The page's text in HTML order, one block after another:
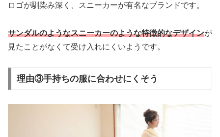
ロゴが馴染み深く、スニーカーが有名なブランドです。
サンダルのようなスニーカーのような特徴的なデザインが
見たことがなくて受け入れにくいようです。
理由③手持ちの服に合わせにくそう